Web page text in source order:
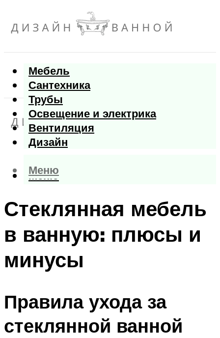
Мебель
Сантехника
Трубы
Освещение и электрика
Вентиляция
Дизайн
Меню
Меню
Стеклянная мебель
в ванную: плюсы и
минусы
Правила ухода за
стеклянной ванной